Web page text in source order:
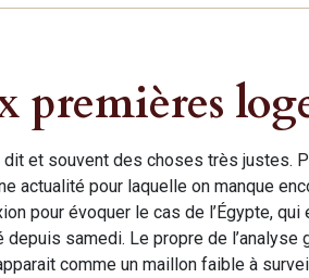
premières
dit et souvent des choses très justes.
actualité pour laquelle on manque
pour évoquer le cas de l’Égypte,
depuis samedi. Le propre de
comme un maillon faible à